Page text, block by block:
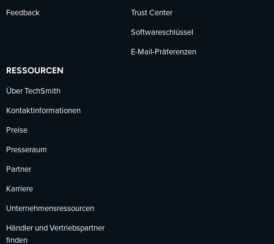
Feedback Trust Center
Softwareschlüssel
E-Mail-Präferenzen
RESSOURCEN
Über TechSmith
Kontaktinformationen
Preise
Presseraum
Partner
Karriere
Unternehmensressourcen
Händler und Vertriebspartner
finden